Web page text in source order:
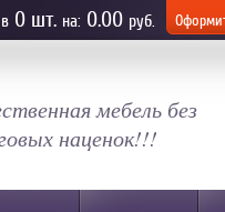
мебель без
наценок!!!
0 шт. на: 0.00 руб.